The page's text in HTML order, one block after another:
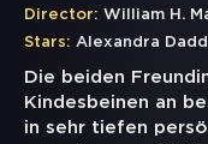
Director: William H.
Stars: Alexandra
Die beiden
Kindesbeinen an
in sehr tiefen